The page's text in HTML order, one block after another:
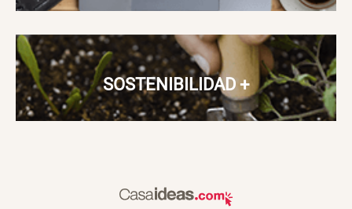
SOSTENIBILIDAD +